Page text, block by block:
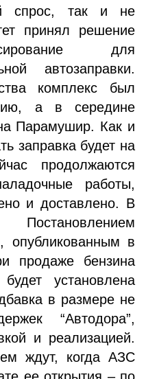
спрос, так и не
принял решение
для
автозаправки.
комплекс был
а в середине
Парамушир. Как и
заправка будет на
продолжаются
работы,
и доставлено. В
опубликованным в
продаже бензина
установлена
в размере не
“Автодора”,
и реализацией.
ждут, когда АЗС